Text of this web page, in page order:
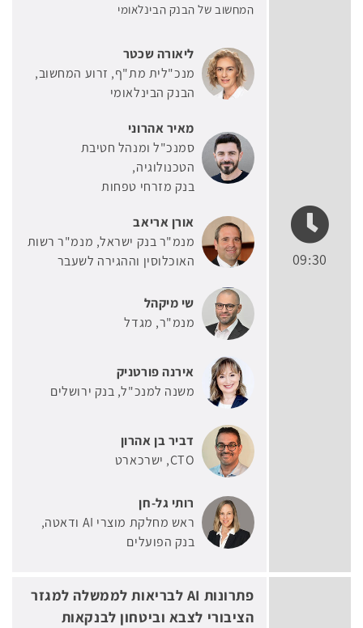
09:30
המחשוב של הבנק הבינלאומי
ליאורה שכטר
מנכ"לית מת"ף, זרוע המחשוב
הבנק הבינלאומי
מאיר אהרוני
סמנכ"ל ומנהל חטיבת
הטכנולוגיה
בנק מזרחי טפחות
אורן אריאב
מנמ"ר בנק ישראל, מנמ"ר רשות
האוכלוסין וההגירה לשעבר
שי מיקהל
מנמ"ר מגדל
אירנה פורטניק
משנה למנכ"ל בנק ירושלים
דביר בן אהרון
CTO ישרכארט
רותי גל-חן
ראש מחלקת מוצרי AI ודאטה
בנק הפועלים
פתרונות AI לבריאות לממשלה למגזר
הציבורי לצבא וביטחון לבנקאות